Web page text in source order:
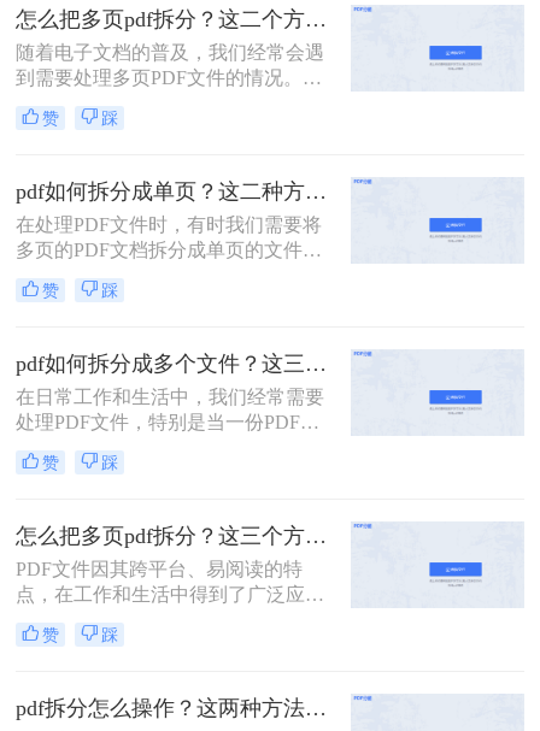
面，我将详细介绍怎么把一个大的pdf
拆分。
怎么把多页pdf拆分？这二个方法教你轻松拆分！
随着电子文档的普及，我们经常会遇
到需要处理多页PDF文件的情况。无
论是为了方便阅读或编辑，还是为了
分发文件，拆分PDF文件都是一个很
分呢？在本文中，我们将介绍一些简
单而有效的方法，帮助你快速拆分多
页PDF文件。
赞 踩
pdf如何拆分成单页？这二种方法可以有效解决你的问题！
在处理PDF文件时，有时我们需要将
多页的PDF文档拆分成单页的文件，
以便于单独查看、编辑或分享。那么
PDF如何拆分成单页呢？下面将详细
成单页文件。
赞 踩
pdf如何拆分成多个文件？这三种方法教你轻松拆分！
在日常工作和生活中，我们经常需要
处理PDF文件，特别是当一份PDF文
件内容过多，需要拆分成多个文件以
便分享、打印或存储时。本文将详细
用在线工具、专业软件以及操作系统
自带功能的方法。
赞 踩
怎么把多页pdf拆分？这三个方法教你轻松拆分！
PDF文件因其跨平台、易阅读的特
点，在工作和生活中得到了广泛应
用。然而，有时我们需要将多页的
PDF文件拆分成单独页面或多个部
么把多页pdf拆分呢？本文将介绍三种
拆分多页PDF文件的实用方法，帮助
赞 踩
pdf拆分怎么操作？这两种方法简单好用！